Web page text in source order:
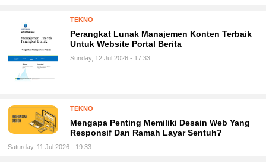
TEKNO
Perangkat Lunak Manajemen Konten Terbaik
Untuk Website Portal Berita
Sunday, 12 Jul 2026 - 17:33
TEKNO
Mengapa Penting Memiliki Desain Web Yang
Responsif Dan Ramah Layar Sentuh?
Saturday, 11 Jul 2026 - 19:33